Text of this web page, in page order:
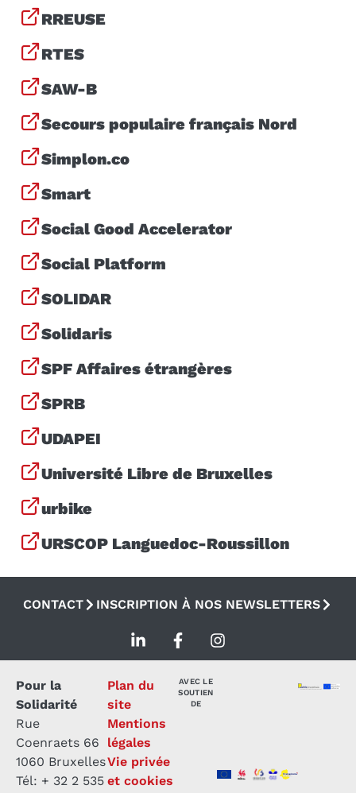
RREUSE
RTES
SAW-B
Secours populaire français Nord
Simplon.co
Smart
Social Good Accelerator
Social Platform
SOLIDAR
Solidaris
SPF Affaires étrangères
SPRB
UDAPEI
Université Libre de Bruxelles
urbike
URSCOP Languedoc-Roussillon
CONTACT INSCRIPTION À NOS NEWSLETTERS
Pour la
Solidarité
Rue
Coenraets 66
1060 Bruxelles
Tél: + 32 2 535
AVEC LE
SOUTIEN
DE
Plan du
site
Mentions
légales
Vie privée
et cookies